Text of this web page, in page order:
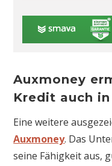
Auxmoney
Kredit auch
Eine weitere
Auxmoney. Das
seine Fähigkeit aus,